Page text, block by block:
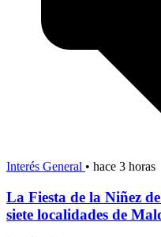
Interés General • hace 3 horas
La Fiesta de la Niñez
siete localidades de